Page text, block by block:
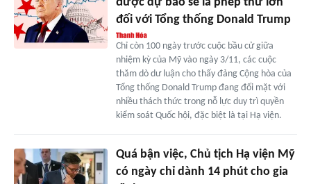
đối với Tổng thống Donald Trump
Chỉ còn 100 ngày trước cuộc bầu cử giữa
nhiệm kỳ của Mỹ vào ngày 3/11, các cuộc
thăm dò dư luận cho thấy đảng Cộng hòa của
Tổng thống Donald Trump đang đối mặt với
nhiều thách thức trong nỗ lực duy trì quyền
kiểm soát Quốc hội, đặc biệt là tại Hạ viện.
Quá bận việc, Chủ tịch Hạ viện Mỹ
có ngày chỉ dành 14 phút cho gia